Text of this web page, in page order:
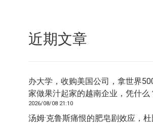
近期文章
办大学，收购美国公司，拿世界
家做果汁起家的越南企业，凭什么
2026/08/08 21:10
汤姆·克鲁斯痛恨的肥皂剧效应，